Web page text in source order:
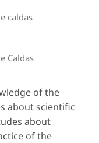
caldas
Caldas
of the
about scientific
about
of the